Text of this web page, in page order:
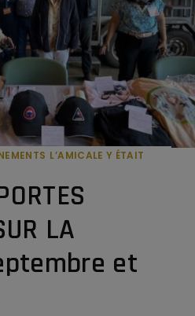
L’AMICALE Y ÉTAIT
LA
et